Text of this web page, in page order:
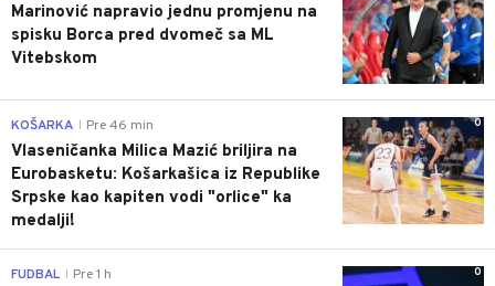
Marinović napravio jednu promjenu na
spisku Borca pred dvomeč sa ML
Vitebskom
0
KOŠARKA Pre 46 min
Vlaseničanka Milica Mazić briljira na
Eurobasketu: Košarkašica iz Republike
Srpske kao kapiten vodi "orlice" ka
medalji!
0
FUDBAL Pre 1 h